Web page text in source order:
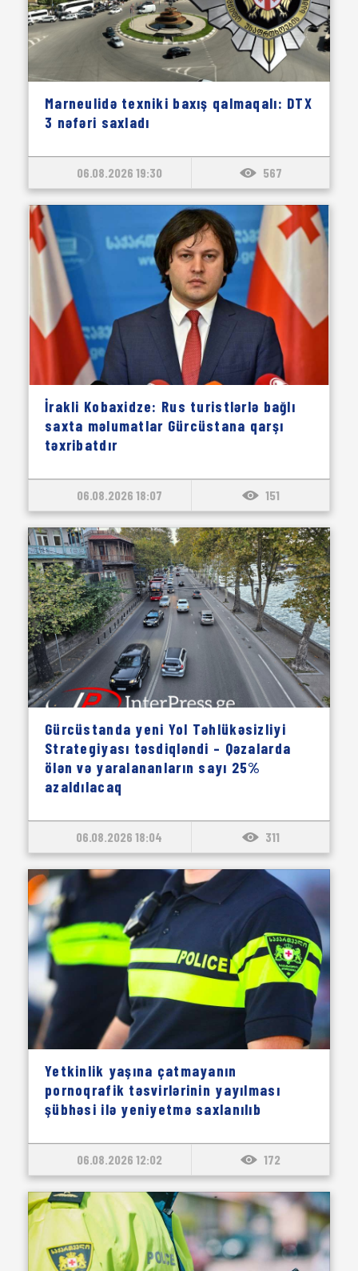
Marneulidə texniki baxış qalmaqalı: DTX
3 nəfəri saxladı
06.08.2026 19:30 567
İrakli Kobaxidze: Rus turistlərlə bağlı
saxta məlumatlar Gürcüstana qarşı
təxribatdır
06.08.2026 18:07 151
Gürcüstanda yeni Yol Təhlükəsizliyi
Strategiyası təsdiqləndi – Qəzalarda
ölən və yaralananların sayı 25%
azaldılacaq
06.08.2026 18:04 311
Yetkinlik yaşına çatmayanın
pornoqrafik təsvirlərinin yayılması
şübhəsi ilə yeniyetmə saxlanılıb
06.08.2026 12:02 172